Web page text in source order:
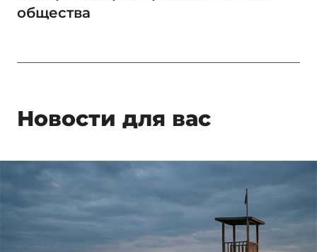
общества
Новости для вас